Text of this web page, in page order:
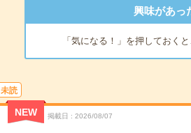
興味があっ
「気になる！」を押しておく
未読
NEW 掲載日 2026/08/07